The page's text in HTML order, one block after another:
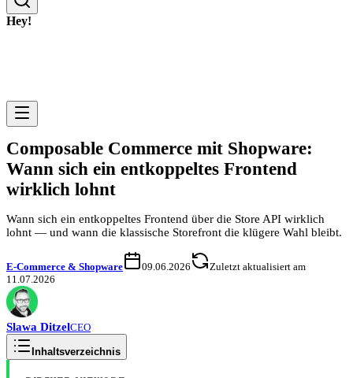
Hey!
Composable Commerce mit Shopware:
Wann sich ein entkoppeltes Frontend
wirklich lohnt
Wann sich ein entkoppeltes Frontend über die Store API wirklich
lohnt — und wann die klassische Storefront die klügere Wahl bleibt.
E-Commerce & Shopware 09.06.2026
Zuletzt aktualisiert am
11.07.2026
Slawa DitzelCEO
Inhaltsverzeichnis